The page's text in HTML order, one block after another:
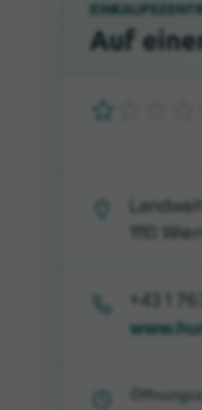
Auf
Wien
+43 1